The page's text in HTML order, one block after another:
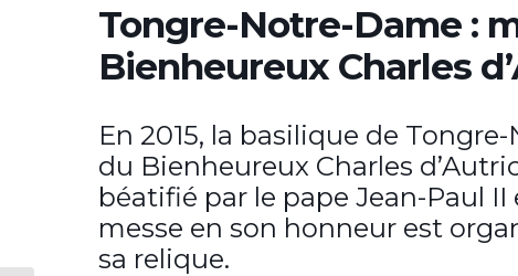
Tongre-Notre-Dame :
Bienheureux Charles
En 2015, la basilique de
du Bienheureux Charles
béatifié par le pape Jean-Paul
messe en son honneur est
sa relique.